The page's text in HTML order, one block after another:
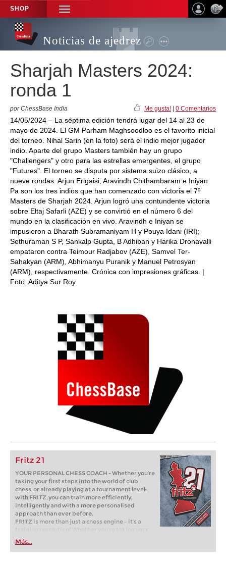
SHOP
TOGGLE
NAVIGATION
Noticias de ajedrez
Sharjah Masters 2024:
ronda 1
por ChessBase India Me gusta! 0 Comentarios
14/05/2024 – La séptima edición tendrá lugar del 14 al 23 de
mayo de 2024. El GM Parham Maghsoodloo es el favorito inicial
del torneo. Nihal Sarin (en la foto) será el indio mejor jugador
indio. Aparte del grupo Masters también hay un grupo
"Challengers" y otro para las estrellas emergentes, el grupo
"Futures". El torneo se disputa por sistema suizo clásico, a
nueve rondas. Arjun Erigaisi, Aravindh Chithambaram e Iniyan
Pa son los tres indios que han comenzado con victoria el 7º
Masters de Sharjah 2024. Arjun logró una contundente victoria
sobre Eltaj Safarli (AZE) y se convirtió en el número 6 del
mundo en la clasificación en vivo. Aravindh e Iniyan se
impusieron a Bharath Subramaniyam H y Pouya Idani (IRI);
Sethuraman S P, Sankalp Gupta, B Adhiban y Harika Dronavalli
empataron contra Teimour Radjabov (AZE), Samvel Ter-
Sahakyan (ARM), Abhimanyu Puranik y Manuel Petrosyan
(ARM), respectivamente. Crónica con impresiones gráficas. |
Foto: Aditya Sur Roy
Fritz 21
YOUR PERSONAL CHESS COACH - Whether you’re
taking your first steps into the world of club
chess, or already playing at a tournament level:
with FRITZ, you can train more efficiently,
intelligently and with a more personalised
approach than ever before.
FRITZ is more than just a chess engine – it’s a
training revolution! Whether you’re taking your
first steps into the world of club chess, or already
playing at a tournament level: with FRITZ, you can
train more efficiently, intelligently and with a
Más...